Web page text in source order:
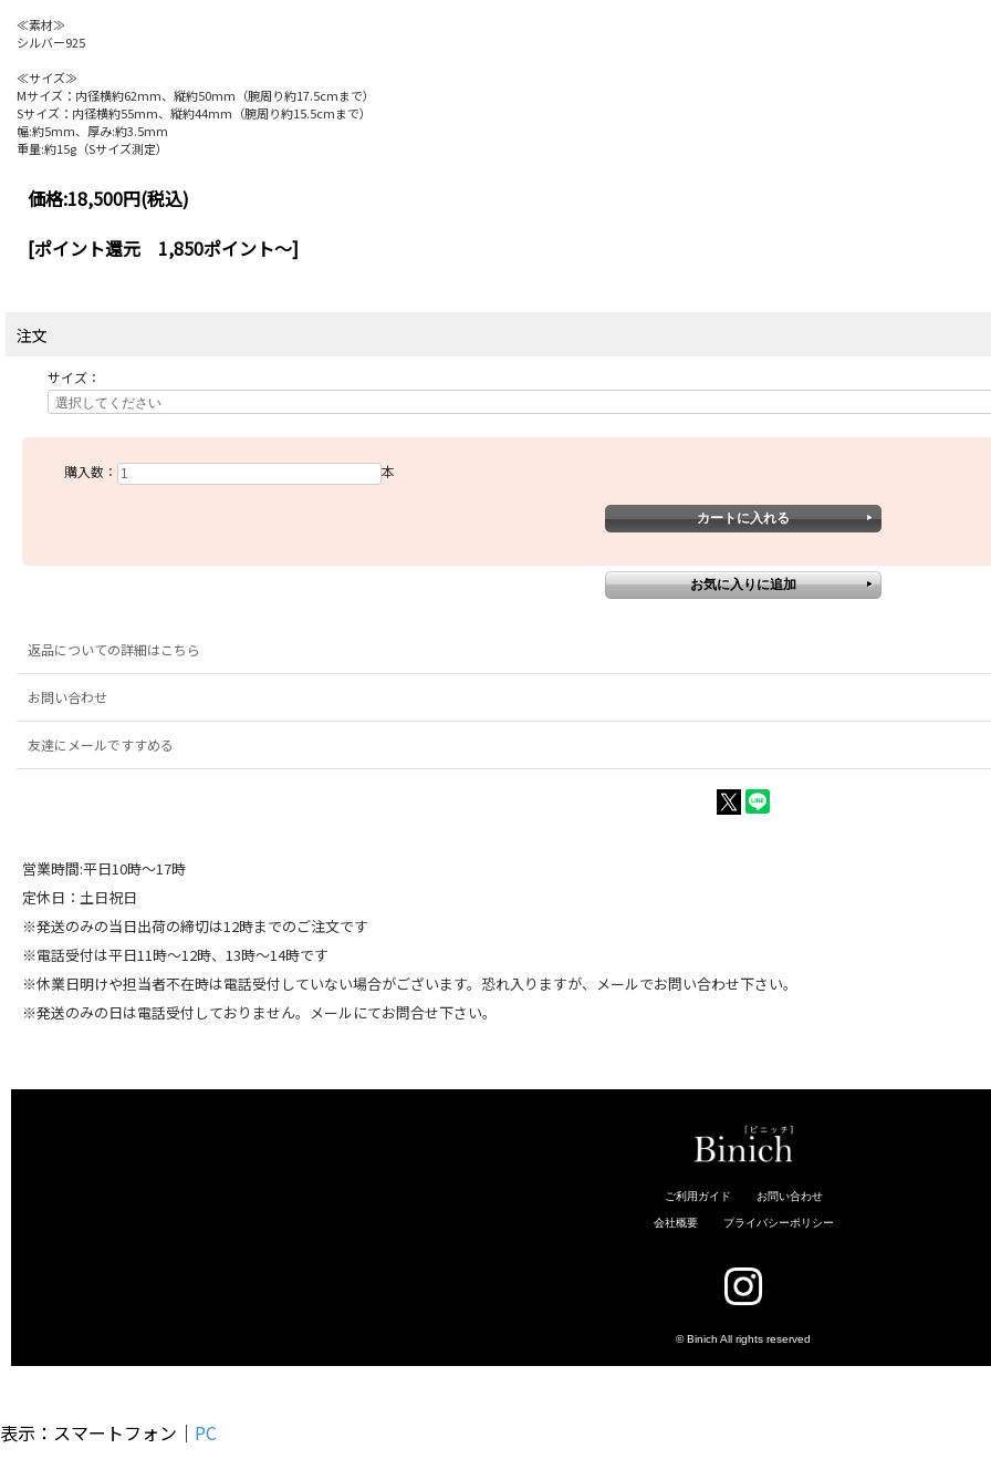
≪素材≫
シルバー925
≪サイズ≫
Mサイズ：内径横約62mm、縦約50mm（腕周り約17.5cmまで）
Sサイズ：内径横約55mm、縦約44mm（腕周り約15.5cmまで）
幅:約5mm、厚み:約3.5mm
重量:約15g（Sサイズ測定）
価格:18,500円(税込)
[ポイント還元 1,850ポイント～]
注文
サイズ：
購入数： 本
返品についての詳細はこちら
お問い合わせ
友達にメールですすめる
営業時間:平日10時～17時
定休日：土日祝日
※発送のみの当日出荷の締切は12時までのご注文です
※電話受付は平日11時～12時、13時～14時です
※休業日明けや担当者不在時は電話受付していない場合がございます。恐れ入りますが、メールでお問い合わせ下さい。
※発送のみの日は電話受付しておりません。メールにてお問合せ下さい。
表示：スマートフォン｜ PC